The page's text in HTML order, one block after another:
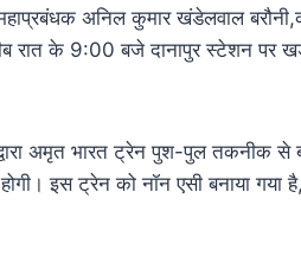
अनिल कुमार खंडेलवाल
रात के 9:00 बजे दानापुर स्टेशन पर
अमृत भारत ट्रेन पुश-पुल तकनीक
इस ट्रेन को नॉन एसी बनाया